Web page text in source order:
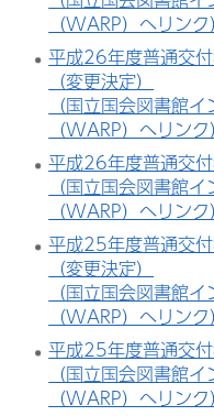
（WARP）へリンク）
平成26年度普通交
（変更決定）
（国立国会図書館
（WARP）へリンク）
平成26年度普通交
（国立国会図書館
（WARP）へリンク）
平成25年度普通交
（変更決定）
（国立国会図書館
（WARP）へリンク）
平成25年度普通交
（国立国会図書館
（WARP）へリンク）